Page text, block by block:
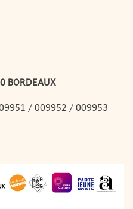
BORDEAUX
/ 009952 / 009953